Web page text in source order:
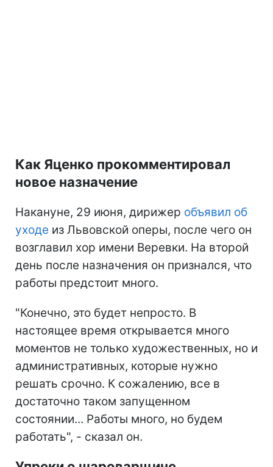
Как Яценко прокомментировал
новое назначение
Накануне, 29 июня, дирижер объявил об
уходе из Львовской оперы, после чего он
возглавил хор имени Веревки. На второй
день после назначения он признался, что
работы предстоит много.
"Конечно, это будет непросто. В
настоящее время открывается много
моментов не только художественных, но и
административных, которые нужно
решать срочно. К сожалению, все в
достаточно таком запущенном
состоянии... Работы много, но будем
работать", - сказал он.